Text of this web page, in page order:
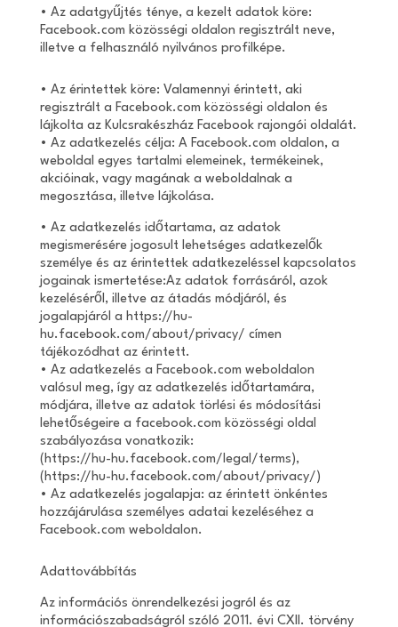
• Az adatgyűjtés ténye, a kezelt adatok köre:
Facebook.com közösségi oldalon regisztrált neve,
illetve a felhasználó nyilvános profilképe.
• Az érintettek köre: Valamennyi érintett, aki
regisztrált a Facebook.com közösségi oldalon és
lájkolta az Kulcsrakészház Facebook rajongói oldalát.
• Az adatkezelés célja: A Facebook.com oldalon, a
weboldal egyes tartalmi elemeinek, termékeinek,
akcióinak, vagy magának a weboldalnak a
megosztása, illetve lájkolása.
• Az adatkezelés időtartama, az adatok
megismerésére jogosult lehetséges adatkezelők
személye és az érintettek adatkezeléssel kapcsolatos
jogainak ismertetése:Az adatok forrásáról, azok
kezeléséről, illetve az átadás módjáról, és
jogalapjáról a https://hu-
hu.facebook.com/about/privacy/ címen
tájékozódhat az érintett.
• Az adatkezelés a Facebook.com weboldalon
valósul meg, így az adatkezelés időtartamára,
módjára, illetve az adatok törlési és módosítási
lehetőségeire a facebook.com közösségi oldal
szabályozása vonatkozik:
(https://hu-hu.facebook.com/legal/terms),
(https://hu-hu.facebook.com/about/privacy/)
• Az adatkezelés jogalapja: az érintett önkéntes
hozzájárulása személyes adatai kezeléséhez a
Facebook.com weboldalon.
Adattovábbítás
Az információs önrendelkezési jogról és az
információszabadságról szóló 2011. évi CXII. törvény